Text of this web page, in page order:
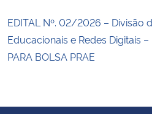
EDITAL Nº. 02/2026 – Divisão
Educacionais e Redes Digitais
PARA BOLSA PRAE